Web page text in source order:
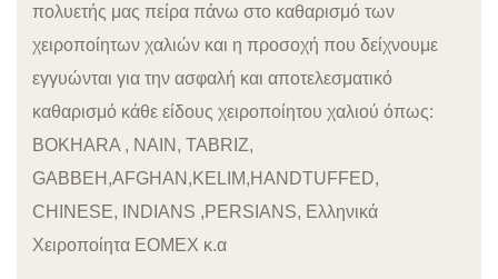
πολυετής μας πείρα πάνω στο καθαρισμό των
χειροποίητων χαλιών και η προσοχή που δείχνουμε
εγγυώνται για την ασφαλή και αποτελεσματικό
καθαρισμό κάθε είδους χειροποίητου χαλιού όπως:
BOKHARA , NAIN, TABRIZ,
GABBEH,AFGHAN,KELIM,HANDTUFFED,
CHINESE, INDIANS ,PERSIANS, Ελληνικά
Χειροποίητα ΕΟΜΕΧ κ.α